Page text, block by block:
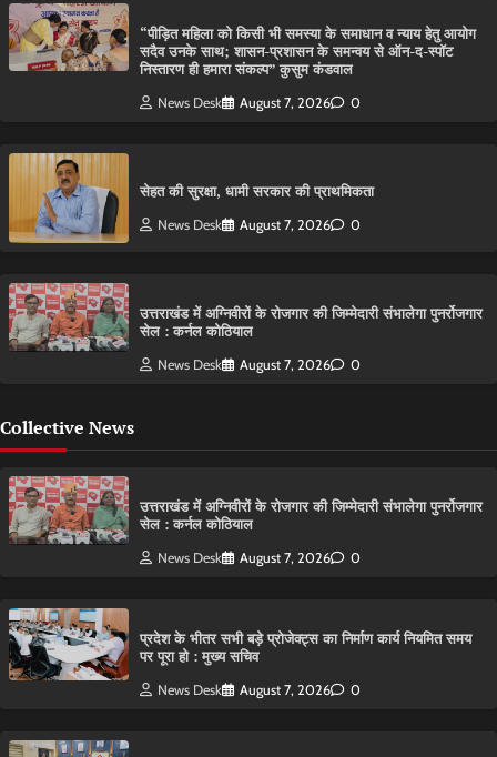
“पीड़ित महिला को किसी भी समस्या के समाधान व न्याय हेतु आयोग
सदैव उनके साथ; शासन-प्रशासन के समन्वय से ऑन-द-स्पॉट
निस्तारण ही हमारा संकल्प” कुसुम कंडवाल
News Desk August 7, 2026 0
सेहत की सुरक्षा, धामी सरकार की प्राथमिकता
News Desk August 7, 2026 0
उत्तराखंड में अग्निवीरों के रोजगार की जिम्मेदारी संभालेगा पुनर्रोजगार
सेल : कर्नल कोठियाल
News Desk August 7, 2026 0
Collective News
उत्तराखंड में अग्निवीरों के रोजगार की जिम्मेदारी संभालेगा पुनर्रोजगार
सेल : कर्नल कोठियाल
News Desk August 7, 2026 0
प्रदेश के भीतर सभी बड़े प्रोजेक्ट्स का निर्माण कार्य नियमित समय
पर पूरा हो : मुख्य सचिव
News Desk August 7, 2026 0